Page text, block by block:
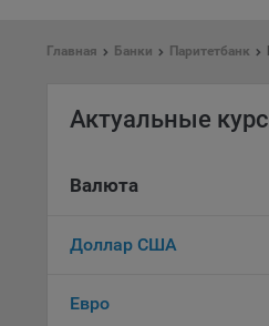
Главная Банки Паритетбанк
Актуальные
Валюта
Доллар США
Евро